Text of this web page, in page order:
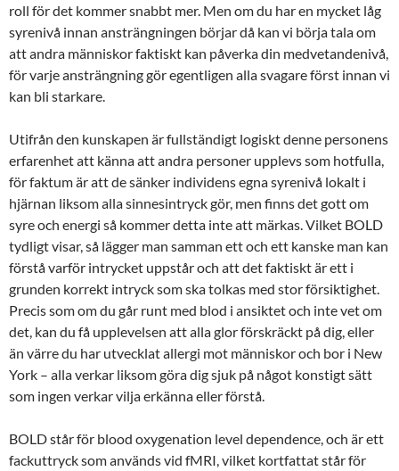
roll för det kommer snabbt mer. Men om du har en mycket låg
syrenivå innan ansträngningen börjar då kan vi börja tala om
att andra människor faktiskt kan påverka din medvetandenivå,
för varje ansträngning gör egentligen alla svagare först innan vi
kan bli starkare.
Utifrån den kunskapen är fullständigt logiskt denne personens
erfarenhet att känna att andra personer upplevs som hotfulla,
för faktum är att de sänker individens egna syrenivå lokalt i
hjärnan liksom alla sinnesintryck gör, men finns det gott om
syre och energi så kommer detta inte att märkas. Vilket BOLD
tydligt visar, så lägger man samman ett och ett kanske man kan
förstå varför intrycket uppstår och att det faktiskt är ett i
grunden korrekt intryck som ska tolkas med stor försiktighet.
Precis som om du går runt med blod i ansiktet och inte vet om
det, kan du få upplevelsen att alla glor förskräckt på dig, eller
än värre du har utvecklat allergi mot människor och bor i New
York – alla verkar liksom göra dig sjuk på något konstigt sätt
som ingen verkar vilja erkänna eller förstå.
BOLD står för blood oxygenation level dependence, och är ett
fackuttryck som används vid fMRI, vilket kortfattat står för